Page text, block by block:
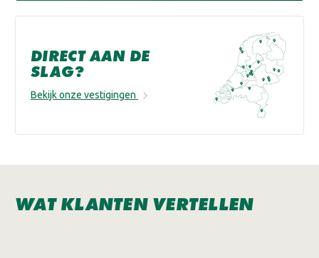
DIRECT AAN DE
SLAG?
Bekijk onze vestigingen
WAT KLANTEN VERTELLEN